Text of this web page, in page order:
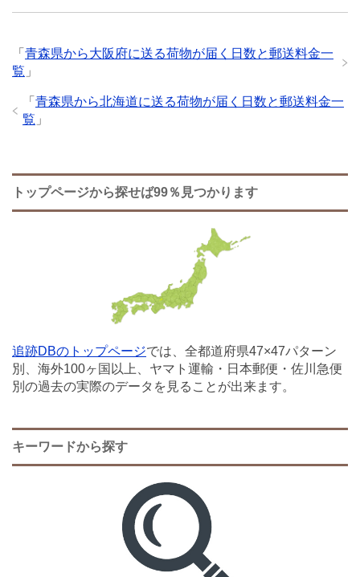
「 青森県から大阪府に送る荷物が届く日数と郵送料金一
覧 」
「 青森県から北海道に送る荷物が届く日数と郵送料金一
覧 」
トップページから探せば99％見つかります
追跡DBのトップページでは、全都道府県47×47パターン
別、海外100ヶ国以上、ヤマト運輸・日本郵便・佐川急便
別の過去の実際のデータを見ることが出来ます。
キーワードから探す